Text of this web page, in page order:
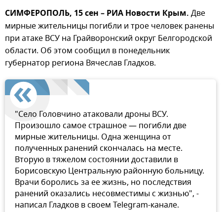
СИМФЕРОПОЛЬ, 15 сен – РИА Новости Крым. Две
мирные жительницы погибли и трое человек ранены
при атаке ВСУ на Грайворонский округ Белгородской
области. Об этом сообщил в понедельник
губернатор региона Вячеслав Гладков.
"Село Головчино атаковали дроны ВСУ.
Произошло самое страшное — погибли две
мирные жительницы. Одна женщина от
полученных ранений скончалась на месте.
Вторую в тяжелом состоянии доставили в
Борисовскую Центральную районную больницу.
Врачи боролись за ее жизнь, но последствия
ранений оказались несовместимы с жизнью", -
написал Гладков в своем Telegram-канале.